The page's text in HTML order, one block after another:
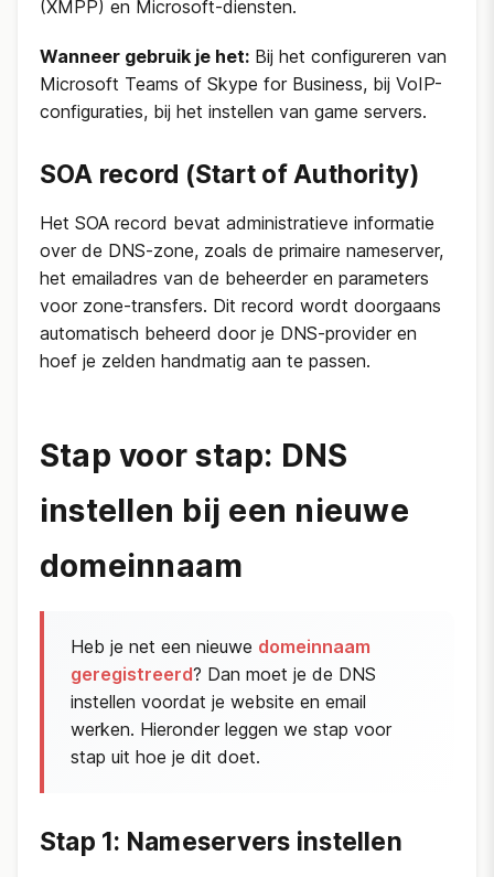
(XMPP) en Microsoft-diensten.
Wanneer gebruik je het: Bij het configureren van
Microsoft Teams of Skype for Business, bij VoIP-
configuraties, bij het instellen van game servers.
SOA record (Start of Authority)
Het SOA record bevat administratieve informatie
over de DNS-zone, zoals de primaire nameserver,
het emailadres van de beheerder en parameters
voor zone-transfers. Dit record wordt doorgaans
automatisch beheerd door je DNS-provider en
hoef je zelden handmatig aan te passen.
Stap voor stap: DNS
instellen bij een nieuwe
domeinnaam
Heb je net een nieuwe domeinnaam
geregistreerd? Dan moet je de DNS
instellen voordat je website en email
werken. Hieronder leggen we stap voor
stap uit hoe je dit doet.
Stap 1: Nameservers instellen